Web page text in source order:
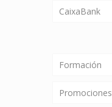
CaixaBank
Formación
Promociones